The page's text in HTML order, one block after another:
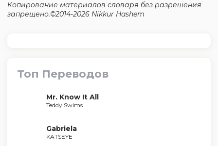
Копирование материалов словаря без разрешения
запрещено.©2014-2026 Nikkur Hashem
Топ Переводов
Mr. Know It All
Teddy Swims
Gabriela
KATSEYE